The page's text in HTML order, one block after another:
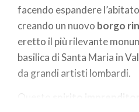
facendo espandere
creando un nuovo borgo
eretto il più rilevante
basilica di Santa Maria in
da grandi artisti lombardi.
Questo
spirito